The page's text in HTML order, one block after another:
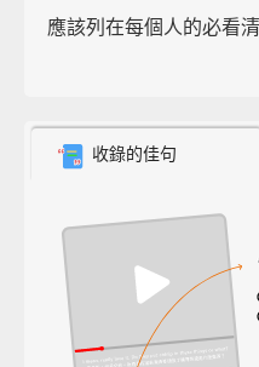
應該列在每個人的必看
收錄的佳句